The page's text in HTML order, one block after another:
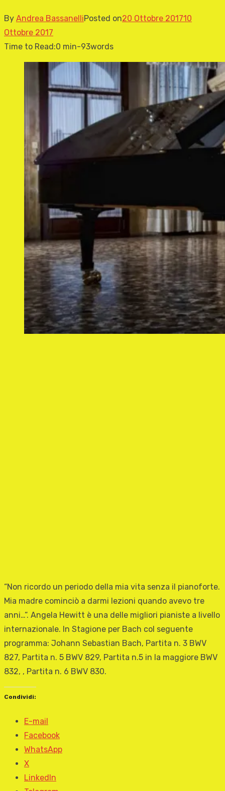
By Andrea BassanelliPosted on20 Ottobre 201710
Ottobre 2017
Time to Read:0 min-93words
“Non ricordo un periodo della mia vita senza il pianoforte.
Mia madre cominciò a darmi lezioni quando avevo tre
anni…“. Angela Hewitt è una delle migliori pianiste a livello
internazionale. In Stagione per Bach col seguente
programma: Johann Sebastian Bach, Partita n. 3 BWV
827, Partita n. 5 BWV 829, Partita n.5 in la maggiore BWV
832, , Partita n. 6 BWV 830.
Condividi:
E-mail
Facebook
WhatsApp
X
LinkedIn